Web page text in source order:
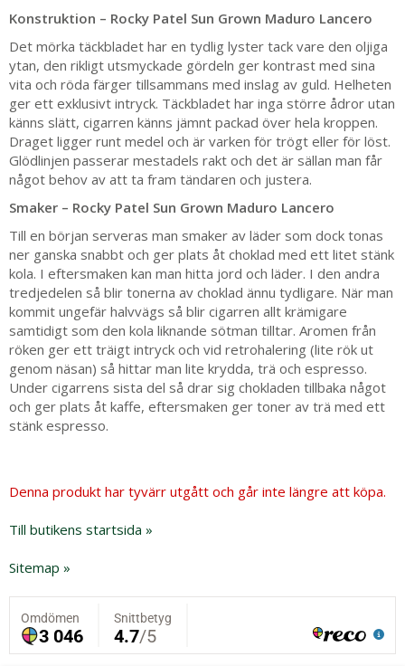
Konstruktion – Rocky Patel Sun Grown Maduro Lancero
Det mörka täckbladet har en tydlig lyster tack vare den oljiga
ytan, den rikligt utsmyckade gördeln ger kontrast med sina
vita och röda färger tillsammans med inslag av guld. Helheten
ger ett exklusivt intryck. Täckbladet har inga större ådror utan
känns slätt, cigarren känns jämnt packad över hela kroppen.
Draget ligger runt medel och är varken för trögt eller för löst.
Glödlinjen passerar mestadels rakt och det är sällan man får
något behov av att ta fram tändaren och justera.
Smaker – Rocky Patel Sun Grown Maduro Lancero
Till en början serveras man smaker av läder som dock tonas
ner ganska snabbt och ger plats åt choklad med ett litet stänk
kola. I eftersmaken kan man hitta jord och läder. I den andra
tredjedelen så blir tonerna av choklad ännu tydligare. När man
kommit ungefär halvvägs så blir cigarren allt krämigare
samtidigt som den kola liknande sötman tilltar. Aromen från
röken ger ett träigt intryck och vid retrohalering (lite rök ut
genom näsan) så hittar man lite krydda, trä och espresso.
Under cigarrens sista del så drar sig chokladen tillbaka något
och ger plats åt kaffe, eftersmaken ger toner av trä med ett
stänk espresso.
Denna produkt har tyvärr utgått och går inte längre att köpa.
Till butikens startsida »
Sitemap »